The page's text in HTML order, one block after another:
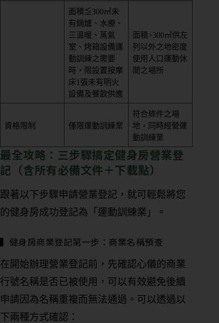
面積≦300㎡未
有鍋爐、水療、
三溫暖、蒸氣
室、烤箱設備運
動訓練之需要
時，限設置按摩
床1張未有明火
設備及餐飲供應
面積>300㎡供左
列以外之地密度
使用人口運動休
閒之場所
資格限制 僅限運動訓練業
符合條件之場
地，同時經營運
動訓練業
最全攻略：三步驟搞定健身房營業登
記（含所有必備文件＋下載點）
跟著以下步驟申請營業登記，就可輕鬆將您
的健身房成功登記為「運動訓練業」。
▍健身房商業登記第一步：商業名稱預查
在開始辦理營業登記前，先確認心儀的商業
行號名稱是否已被使用，可以有效避免後續
申請因為名稱重複而無法通過。可以透過以
下兩種方式確認：